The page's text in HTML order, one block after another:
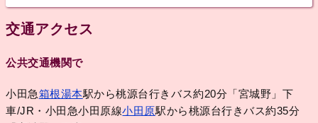
交通アクセス
公共交通機関で
小田急箱根湯本駅から桃源台行きバス約20分「宮城野」下
車/JR・小田急小田原線小田原駅から桃源台行きバス約35分